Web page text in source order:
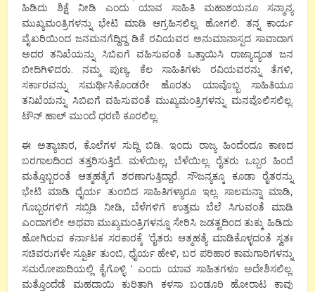
ಹಿಡಿದು ಶಿಕ್ಷೆ ನೀಡಿ ಎಂದು ಯಾವ ಸಾಹಿತಿ ಮಹಾಶಯನೂ ಸನ್ಮಾನ್ಯ
ಮುಖ್ಯಮಂತ್ರಿಗಳನ್ನು ಭೇಟಿ ಮಾಡಿ ಆಗ್ರಹಿಸಲಿಲ್ಲ. ಹೋಗಲಿ. ತನ್ನ ಕಾರ್ಯ
ವೈಖರಿಯಿಂದ ಜನಮನಗೆದ್ದಿದ್ದ ಡಿಕೆ ರವಿಯವರ ಅನುಮಾನಾಸ್ಪದ ಸಾವಾದಾಗ
ಅದರ ತನಿಖೆಯನ್ನು ಸಿಬಿಐಗೆ ವಹಿಸುವಂತೆ ಒತ್ತಾಯಿಸಿ ರಾಜ್ಯಾದ್ಯಂತ ಜನ
ಬೀದಿಗಿಳಿದರು. ನಮ್ಮ ಪುಣ್ಯ, ಕೆಲ ಸಾಹಿತಿಗಳು ರವಿಯವರನ್ನು ತೆಗಳಿ,
ಸರ್ಕಾರವನ್ನು ಸಮರ್ಥಿಸಿಕೊಂಡರೇ ಹೊರತು ಯಾವೊಬ್ಬ ಸಾಹಿತಿಯೂ
ತನಿಖೆಯನ್ನು ಸಿಬಿಐಗೆ ವಹಿಸುವಂತೆ ಮುಖ್ಯಮಂತ್ರಿಗಳನ್ನು ಮನವೊಲಿಸಲಿಲ್ಲ.
ಟೌನ್ ಹಾಲ್ ಮುಂದೆ ಧರಣಿ ಕೂರಲಿಲ್ಲ.
ಈ ಅತ್ಯಾಚಾರ, ಕೊಲೆಗಳ ಸುದ್ದಿ ಬಿಡಿ. ಇಂದು ರಾಜ್ಯ ಹಿಂದೆಂದೂ ಕಾಣದ
ಬರಗಾಲದಿಂದ ತತ್ತರಿಸುತ್ತಿದೆ. ಮಳೆಯಿಲ್ಲ, ಬೆಳೆಯಿಲ್ಲ. ರೈತರು ಒಬ್ಬರ ಹಿಂದೆ
ಮತ್ತೊಬ್ಬರಂತೆ ಆತ್ಮಹತ್ಯೆಗೆ ಶರಣಾಗುತ್ತಿದ್ದಾರೆ. ಸೌಜನ್ಯಕ್ಕೂ ಕೂಡಾ ರೈತರನ್ನು
ಭೇಟಿ ಮಾಡಿ ಧೈರ್ಯ ತುಂಬಿದ ಸಾಹಿತಿಗಳ್ಯಾರೂ ಇಲ್ಲ. ಸಾಲಮನ್ನಾ ಮಾಡಿ,
ಗೊಬ್ಬರಗಳಿಗೆ ಸಬ್ಸಿಡಿ ನೀಡಿ, ಬೆಳೆಗಳಿಗೆ ಉತ್ತಮ ಬೆಲೆ ಸಿಗುವಂತೆ ಮಾಡಿ
ಎಂದಾಗಲೀ ಅಥವಾ ಮುಖ್ಯಮಂತ್ರಿಗಳನ್ನೂ ಸೇರಿಸಿ ಜಡತ್ವದಿಂದ ತುಕ್ಕು ಹಿಡಿದು
ಹೋಗಿರುವ ಕರ್ನಾಟಕ ಸರಕಾರಕ್ಕೆ ‘ರೈತರು ಆತ್ಮಹತ್ಯೆ ಮಾಡಿಕೊಳ್ಳದಂತೆ ಸ್ವತಃ
ಸಚಿವರುಗಳೇ ಸ್ಪೂರ್ತಿ ತುಂಬಿ, ಧೈರ್ಯ ಹೇಳಿ, ಬರ ಪರಿಹಾರ ಕಾಮಗಾರಿಗಳನ್ನು
ಸಮರೋಪಾದಿಯಲ್ಲಿ ಕೈಗೊಳ್ಳಿ ’ ಎಂದು ಯಾವ ಸಾಹಿತಗಳೂ ಅದೇಶಿಸಲಿಲ್ಲ.
ಮತ್ತೊಂದೆಡೆ ಮಹದಾಯಿ ಕುರಿತಾಗಿ ಕಳಸಾ ಬಂಡೂರಿ ಹೋರಾಟ ಕಾವು